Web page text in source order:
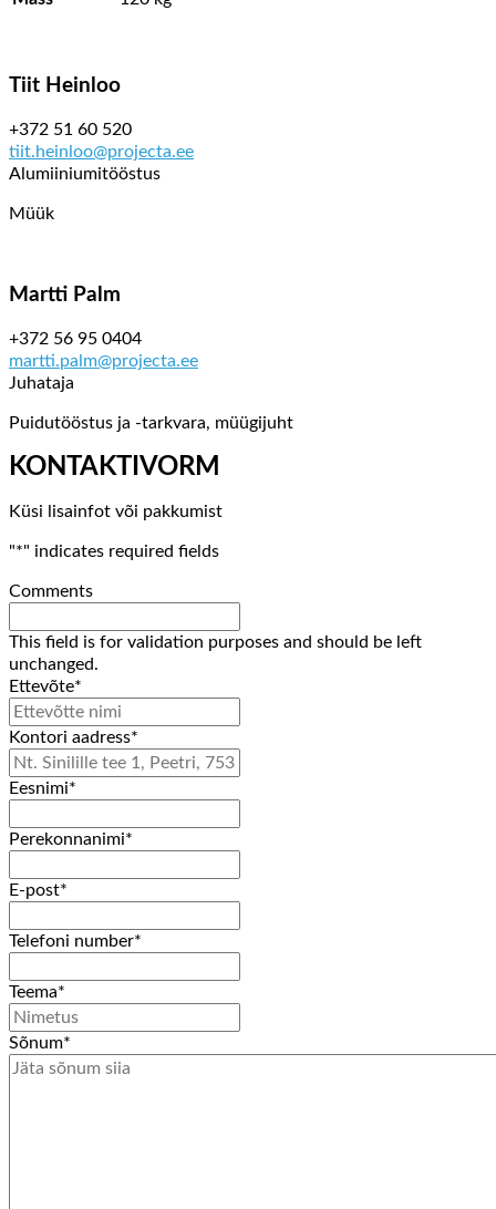
Tiit Heinloo
+372 51 60 520
tiit.heinloo@projecta.ee
Alumiiniumitööstus
Müük
Martti Palm
+372 56 95 0404
martti.palm@projecta.ee
Juhataja
Puidutööstus ja -tarkvara, müügijuht
KONTAKTIVORM
Küsi lisainfot või pakkumist
"*" indicates required fields
Comments
This field is for validation purposes and should be left
unchanged.
Ettevõte*
Kontori aadress*
Eesnimi*
Perekonnanimi*
E-post*
Telefoni number*
Teema*
Sõnum*